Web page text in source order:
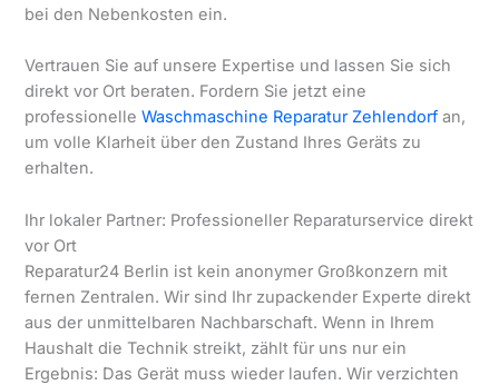
bei den Nebenkosten ein.
Vertrauen Sie auf unsere Expertise und lassen Sie sich
direkt vor Ort beraten. Fordern Sie jetzt eine
professionelleWaschmaschine Reparatur Zehlendorf an,
um volle Klarheit über den Zustand Ihres Geräts zu
erhalten.
Ihr lokaler Partner: Professioneller Reparaturservice direkt
vor Ort
Reparatur24 Berlin ist kein anonymer Großkonzern mit
fernen Zentralen. Wir sind Ihr zupackender Experte direkt
aus der unmittelbaren Nachbarschaft. Wenn in Ihrem
Haushalt die Technik streikt, zählt für uns nur ein
Ergebnis: Das Gerät muss wieder laufen. Wir verzichten